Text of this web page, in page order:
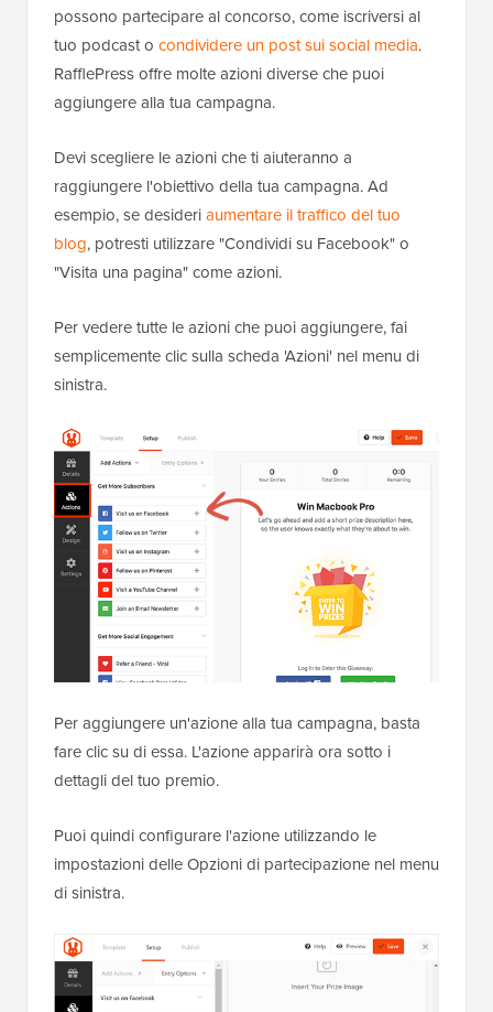
possono partecipare al concorso, come iscriversi al
tuo podcast o condividere un post sui social media.
RafflePress offre molte azioni diverse che puoi
aggiungere alla tua campagna.
Devi scegliere le azioni che ti aiuteranno a
raggiungere l'obiettivo della tua campagna. Ad
esempio, se desideriaumentare il traffico del tuo
blog, potresti utilizzare "Condividi su Facebook" o
"Visita una pagina" come azioni.
Per vedere tutte le azioni che puoi aggiungere, fai
semplicemente clic sulla scheda 'Azioni' nel menu di
sinistra.
Per aggiungere un'azione alla tua campagna, basta
fare clic su di essa. L'azione apparirà ora sotto i
dettagli del tuo premio.
Puoi quindi configurare l'azione utilizzando le
impostazioni delle Opzioni di partecipazione nel menu
di sinistra.